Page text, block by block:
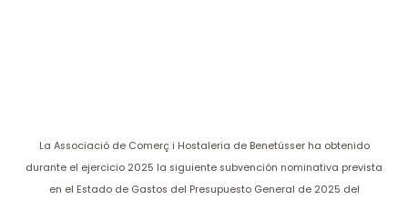
La Associació de Comerç i Hostaleria de Benetússer ha obtenido
durante el ejercicio 2025 la siguiente subvención nominativa prevista
en el Estado de Gastos del Presupuesto General de 2025 del